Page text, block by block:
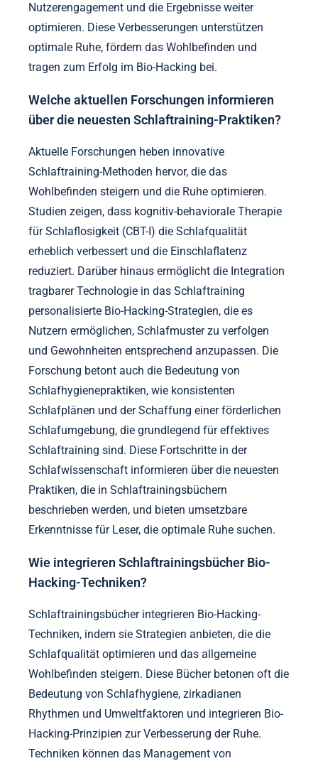
Nutzerengagement und die Ergebnisse weiter
optimieren. Diese Verbesserungen unterstützen
optimale Ruhe, fördern das Wohlbefinden und
tragen zum Erfolg im Bio-Hacking bei.
Welche aktuellen Forschungen informieren
über die neuesten Schlaftraining-Praktiken?
Aktuelle Forschungen heben innovative
Schlaftraining-Methoden hervor, die das
Wohlbefinden steigern und die Ruhe optimieren.
Studien zeigen, dass kognitiv-behaviorale Therapie
für Schlaflosigkeit (CBT-I) die Schlafqualität
erheblich verbessert und die Einschlaflatenz
reduziert. Darüber hinaus ermöglicht die Integration
tragbarer Technologie in das Schlaftraining
personalisierte Bio-Hacking-Strategien, die es
Nutzern ermöglichen, Schlafmuster zu verfolgen
und Gewohnheiten entsprechend anzupassen. Die
Forschung betont auch die Bedeutung von
Schlafhygienepraktiken, wie konsistenten
Schlafplänen und der Schaffung einer förderlichen
Schlafumgebung, die grundlegend für effektives
Schlaftraining sind. Diese Fortschritte in der
Schlafwissenschaft informieren über die neuesten
Praktiken, die in Schlaftrainingsbüchern
beschrieben werden, und bieten umsetzbare
Erkenntnisse für Leser, die optimale Ruhe suchen.
Wie integrieren Schlaftrainingsbücher Bio-
Hacking-Techniken?
Schlaftrainingsbücher integrieren Bio-Hacking-
Techniken, indem sie Strategien anbieten, die die
Schlafqualität optimieren und das allgemeine
Wohlbefinden steigern. Diese Bücher betonen oft die
Bedeutung von Schlafhygiene, zirkadianen
Rhythmen und Umweltfaktoren und integrieren Bio-
Hacking-Prinzipien zur Verbesserung der Ruhe.
Techniken können das Management von